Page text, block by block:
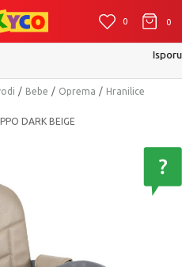
0 0
u roku od 2 do 4 radna dana!
Bebe Oprema
Hranilice
DARK BEIGE